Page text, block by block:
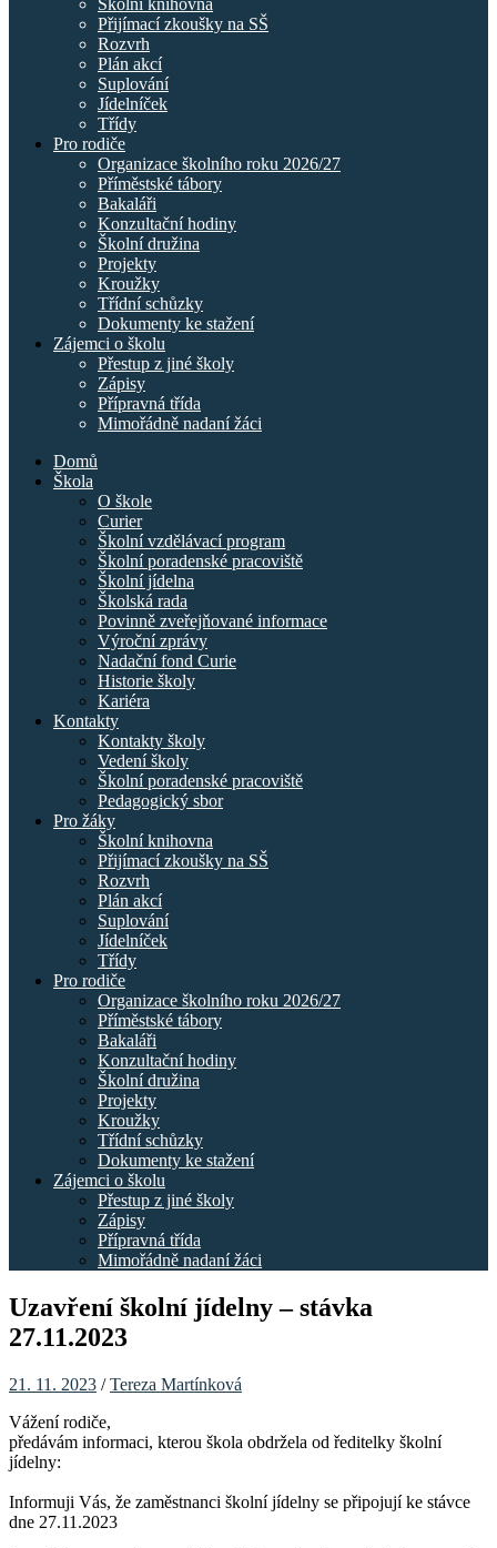
Školní knihovna
Přijímací zkoušky na SŠ
Rozvrh
Plán akcí
Suplování
Jídelníček
Třídy
Pro rodiče
Organizace školního roku 2026/27
Příměstské tábory
Bakaláři
Konzultační hodiny
Školní družina
Projekty
Kroužky
Třídní schůzky
Dokumenty ke stažení
Zájemci o školu
Přestup z jiné školy
Zápisy
Přípravná třída
Mimořádně nadaní žáci
Domů
Škola
O škole
Curier
Školní vzdělávací program
Školní poradenské pracoviště
Školní jídelna
Školská rada
Povinně zveřejňované informace
Výroční zprávy
Nadační fond Curie
Historie školy
Kariéra
Kontakty
Kontakty školy
Vedení školy
Školní poradenské pracoviště
Pedagogický sbor
Pro žáky
Školní knihovna
Přijímací zkoušky na SŠ
Rozvrh
Plán akcí
Suplování
Jídelníček
Třídy
Pro rodiče
Organizace školního roku 2026/27
Příměstské tábory
Bakaláři
Konzultační hodiny
Školní družina
Projekty
Kroužky
Třídní schůzky
Dokumenty ke stažení
Zájemci o školu
Přestup z jiné školy
Zápisy
Přípravná třída
Mimořádně nadaní žáci
Uzavření školní jídelny – stávka
27.11.2023
21. 11. 2023 /Tereza Martínková
Vážení rodiče,
předávám informaci, kterou škola obdržela od ředitelky školní
jídelny:
Informuji Vás, že zaměstnanci školní jídelny se připojují ke stávce
dne 27.11.2023